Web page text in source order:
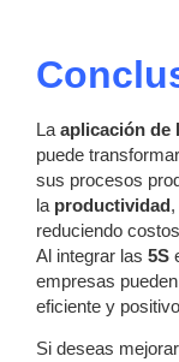
La aplicación de
puede
sus procesos
la productividad
reduciendo
Al integrar las 5S
empresas
eficiente y
Si deseas